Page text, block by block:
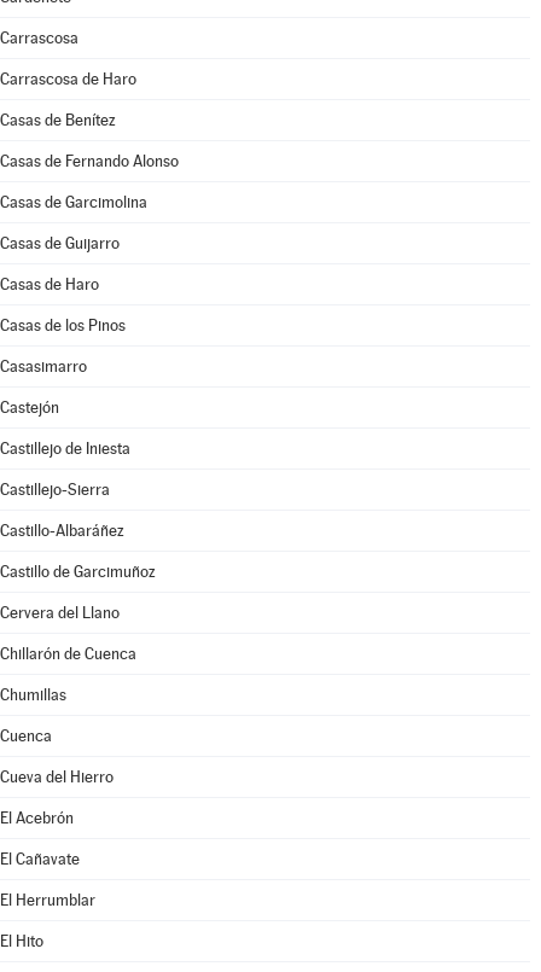
Carrascosa
Carrascosa de Haro
Casas de Benítez
Casas de Fernando Alonso
Casas de Garcimolina
Casas de Guijarro
Casas de Haro
Casas de los Pinos
Casasimarro
Castejón
Castillejo de Iniesta
Castillejo-Sierra
Castillo-Albaráñez
Castillo de Garcimuñoz
Cervera del Llano
Chillarón de Cuenca
Chumillas
Cuenca
Cueva del Hierro
El Acebrón
El Cañavate
El Herrumblar
El Hito